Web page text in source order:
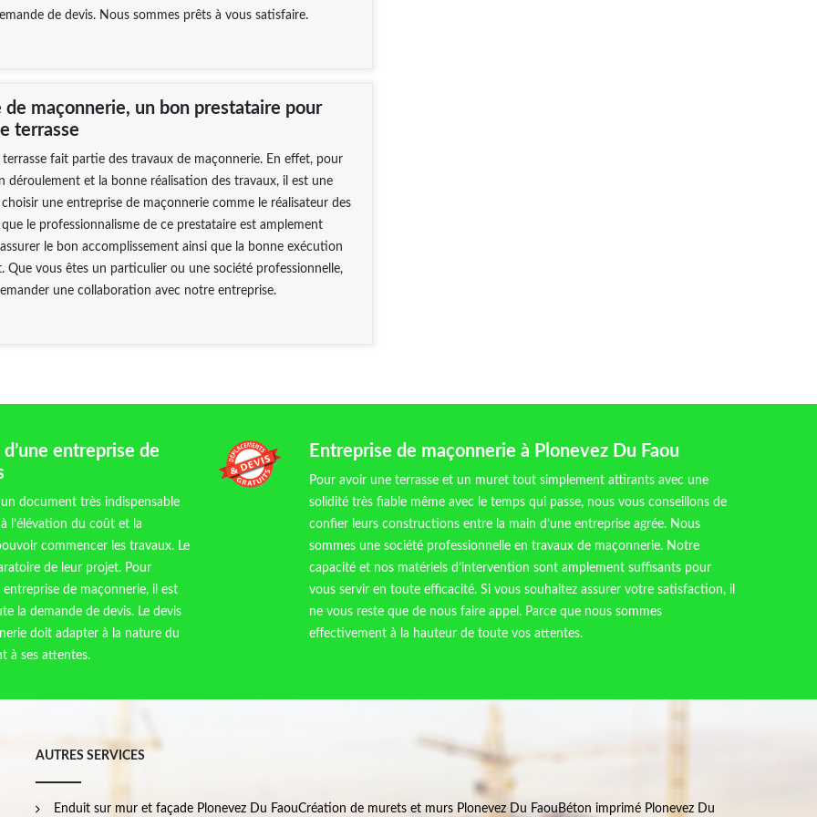
de devis. Nous sommes prêts à vous satisfaire.
de maçonnerie, un bon prestataire pour
terrasse
fait partie des travaux de maçonnerie. En effet, pour
déroulement et la bonne réalisation des travaux, il est une
une entreprise de maçonnerie comme le réalisateur des
le professionnalisme de ce prestataire est amplement
le bon accomplissement ainsi que la bonne exécution
Que vous êtes un particulier ou une société professionnelle,
une collaboration avec notre entreprise.
entreprise de
document très indispensable
l’élévation du coût et la
commencer les travaux. Le
de leur projet. Pour
de maçonnerie, il est
la demande de devis. Le devis
doit adapter à la nature du
à ses attentes.
Entreprise de maçonnerie à Plonevez Du Faou
Pour avoir une terrasse et un muret tout simplement attirants avec une
solidité très fiable même avec le temps qui passe, nous vous conseillons de
confier leurs constructions entre la main d’une entreprise agrée. Nous
sommes une société professionnelle en travaux de maçonnerie. Notre
capacité et nos matériels d’intervention sont amplement suffisants pour
vous servir en toute efficacité. Si vous souhaitez assurer votre satisfaction, il
ne vous reste que de nous faire appel. Parce que nous sommes
effectivement à la hauteur de toute vos attentes.
AUTRES SERVICES
Enduit sur mur et façade Plonevez Du FaouCréation de murets et murs Plonevez Du FaouBéton imprimé Plonevez Du